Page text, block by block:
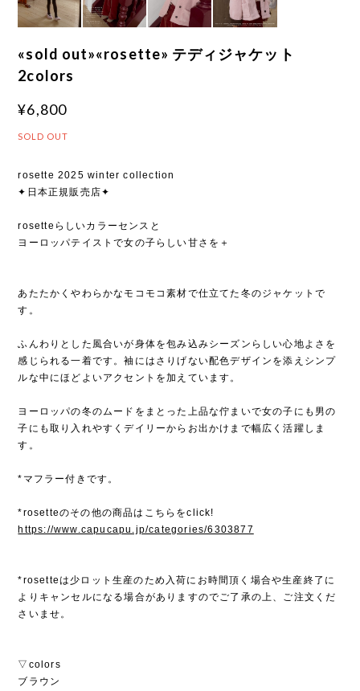
«sold out»«rosette» テディジャケット
2colors
¥6,800
SOLD OUT
rosette 2025 winter collection
✦日本正規販売店✦
rosetteらしいカラーセンスと
ヨーロッパテイストで女の子らしい甘さを＋
あたたかくやわらかなモコモコ素材で仕立てた冬のジャケットで
す。
ふんわりとした風合いが身体を包み込みシーズンらしい心地よさを
感じられる一着です。袖にはさりげない配色デザインを添えシンプ
ルな中にほどよいアクセントを加えています。
ヨーロッパの冬のムードをまとった上品な佇まいで女の子にも男の
子にも取り入れやすくデイリーからお出かけまで幅広く活躍しま
す。
*マフラー付きです。
*rosetteのその他の商品はこちらをclick!
https://www.capucapu.jp/categories/6303877
*rosetteは少ロット生産のため入荷にお時間頂く場合や生産終了に
よりキャンセルになる場合がありますのでご了承の上、ご注文くだ
さいませ。
▽colors
ブラウン